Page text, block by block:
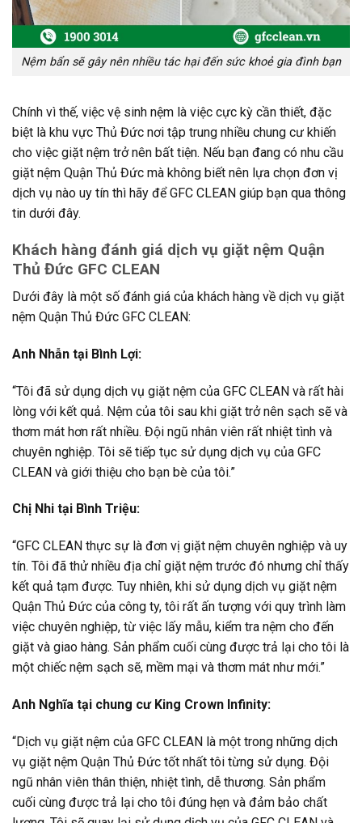
Nệm bẩn sẽ gây nên nhiều tác hại đến sức khoẻ gia đình bạn
Chính vì thế, việc vệ sinh nệm là việc cực kỳ cần thiết, đặc
biệt là khu vực Thủ Đức nơi tập trung nhiều chung cư khiến
cho việc giặt nệm trở nên bất tiện. Nếu bạn đang có nhu cầu
giặt nệm Quận Thủ Đức mà không biết nên lựa chọn đơn vị
dịch vụ nào uy tín thì hãy để GFC CLEAN giúp bạn qua thông
tin dưới đây.
Khách hàng đánh giá dịch vụ giặt nệm Quận
Thủ Đức GFC CLEAN
Dưới đây là một số đánh giá của khách hàng về dịch vụ giặt
nệm Quận Thủ Đức GFC CLEAN:
Anh Nhẫn tại Bình Lợi:
“Tôi đã sử dụng dịch vụ giặt nệm của GFC CLEAN và rất hài
lòng với kết quả. Nệm của tôi sau khi giặt trở nên sạch sẽ và
thơm mát hơn rất nhiều. Đội ngũ nhân viên rất nhiệt tình và
chuyên nghiệp. Tôi sẽ tiếp tục sử dụng dịch vụ của GFC
CLEAN và giới thiệu cho bạn bè của tôi.”
Chị Nhi tại Bình Triệu:
“GFC CLEAN thực sự là đơn vị giặt nệm chuyên nghiệp và uy
tín. Tôi đã thử nhiều địa chỉ giặt nệm trước đó nhưng chỉ thấy
kết quả tạm được. Tuy nhiên, khi sử dụng dịch vụ giặt nệm
Quận Thủ Đức của công ty, tôi rất ấn tượng với quy trình làm
việc chuyên nghiệp, từ việc lấy mẫu, kiểm tra nệm cho đến
giặt và giao hàng. Sản phẩm cuối cùng được trả lại cho tôi là
một chiếc nệm sạch sẽ, mềm mại và thơm mát như mới.”
Anh Nghĩa tại chung cư King Crown Infinity:
“Dịch vụ giặt nệm của GFC CLEAN là một trong những dịch
vụ giặt nệm Quận Thủ Đức tốt nhất tôi từng sử dụng. Đội
ngũ nhân viên thân thiện, nhiệt tình, dễ thương. Sản phẩm
cuối cùng được trả lại cho tôi đúng hẹn và đảm bảo chất